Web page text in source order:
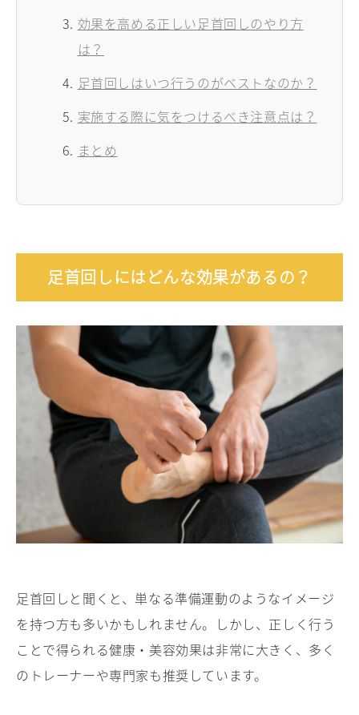
効果を高める正しい足首回しのやり方
は？
足首回しはいつ行うのがベストなのか？
実施する際に気をつけるべき注意点は？
まとめ
足首回しにはどんな効果があるの？
足首回しと聞くと、単なる準備運動のようなイメージ
を持つ方も多いかもしれません。しかし、正しく行う
ことで得られる健康・美容効果は非常に大きく、多く
のトレーナーや専門家も推奨しています。